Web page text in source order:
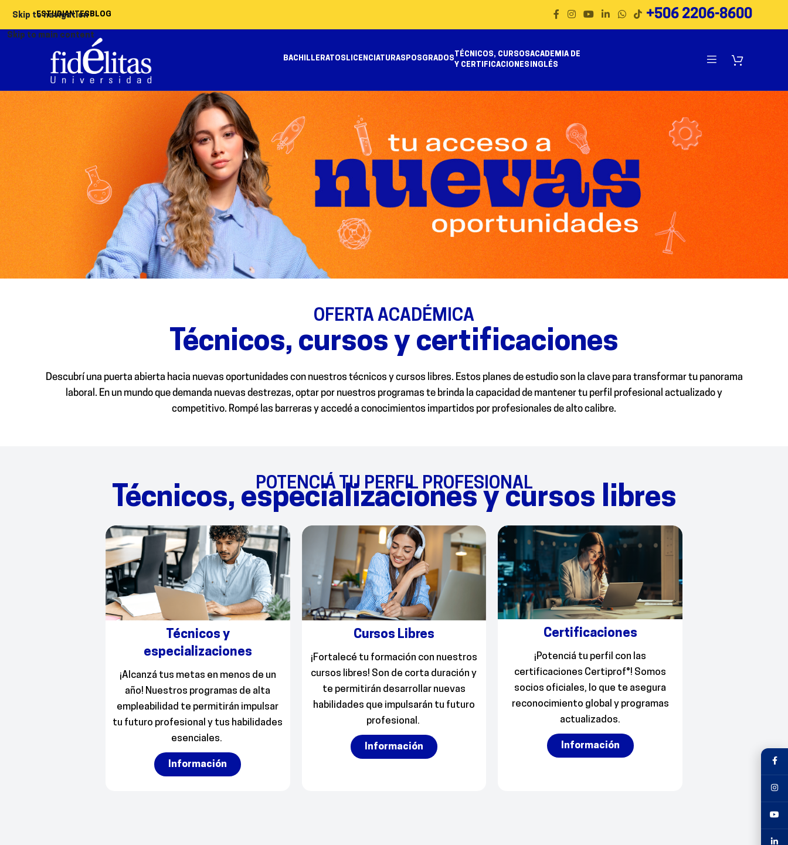
Skip to navigation
Skip to main content
ESTUDIANTES BLOG +506 2206-8600
BACHILLERATOS LICENCIATURAS POSGRADOS
TÉCNICOS, CURSOS
Y CERTIFICACIONES
ACADEMIA DE
INGLÉS
OFERTA ACADÉMICA
Técnicos, cursos y certificaciones
Descubrí una puerta abierta hacia nuevas oportunidades con nuestros técnicos y cursos libres. Estos planes de estudio son la clave para transformar tu panorama
laboral. En un mundo que demanda nuevas destrezas, optar por nuestros programas te brinda la capacidad de mantener tu perfil profesional actualizado y
competitivo. Rompé las barreras y accedé a conocimientos impartidos por profesionales de alto calibre.
POTENCIÁ TU PERFIL PROFESIONAL
Técnicos, especializaciones y cursos libres
Técnicos y
especializaciones
¡Alcanzá tus metas en menos de un
año! Nuestros programas de alta
empleabilidad te permitirán impulsar
tu futuro profesional y tus habilidades
esenciales.
Información
Cursos Libres
¡Fortalecé tu formación con nuestros
cursos libres! Son de corta duracióny
te permitirán desarrollar nuevas
habilidades que impulsarán tu futuro
profesional.
Información
Certificaciones
¡Potenciá tu perfil con las
certificaciones Certiprof®! Somos
socios oficiales, lo que te asegura
reconocimiento global y programas
actualizados.
Información